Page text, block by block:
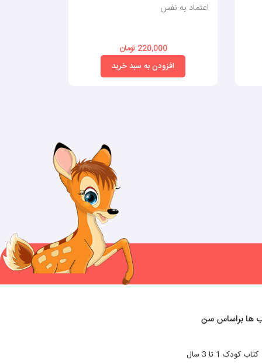
اعتماد به نفس
220,000 تومان
افزودن به سبد خرید
ها براساس سن
کتاب کودک 1 تا 3 سال